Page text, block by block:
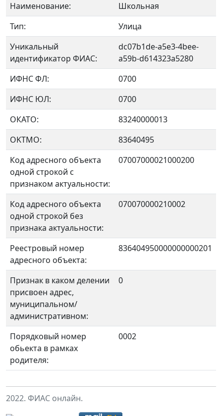
Наименование:
Школьная
Тип:
Улица
Уникальный
идентификатор ФИАС:
dc07b1de-a5e3-4bee-
a59b-d614323a5280
ИФНС ФЛ:
0700
ИФНС ЮЛ:
0700
ОКАТО:
83240000013
OKTMO:
83640495
Код адресного объекта
одной строкой с
признаком актуальности:
07007000021000200
Код адресного объекта
одной строкой без
признака актуальности:
070070000210002
Реестровый номер
адресного объекта:
836404950000000000201
Признак в каком делении
присвоен адрес,
муниципальном/
административном:
0
Порядковый номер
обьекта в рамках
родителя:
0002
2022. ФИАС онлайн.